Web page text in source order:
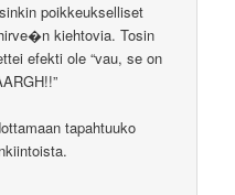
poikkeukselliset
kiehtovia. Tosin
efekti ole “vau, se on
tapahtuuko